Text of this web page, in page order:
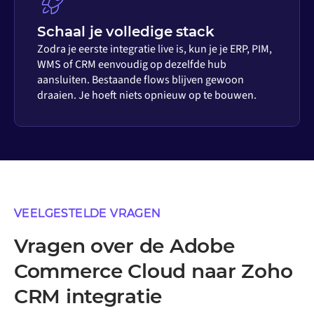
Schaal je volledige stack
Zodra je eerste integratie live is, kun je je ERP, PIM,
WMS of CRM eenvoudig op dezelfde hub
aansluiten. Bestaande flows blijven gewoon
draaien. Je hoeft niets opnieuw op te bouwen.
VEELGESTELDE VRAGEN
Vragen over de Adobe
Commerce Cloud naar Zoho
CRM integratie